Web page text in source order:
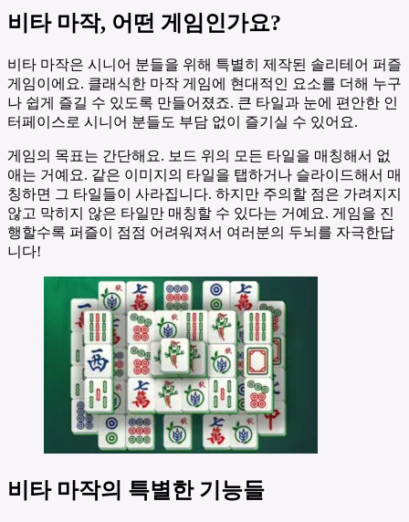
비타 마작, 어떤 게임인가요?
비타 마작은 시니어 분들을 위해 특별히 제작된 솔리테어 퍼즐
게임이에요. 클래식한 마작 게임에 현대적인 요소를 더해 누구
나 쉽게 즐길 수 있도록 만들어졌죠. 큰 타일과 눈에 편안한 인
터페이스로 시니어 분들도 부담 없이 즐기실 수 있어요.
게임의 목표는 간단해요. 보드 위의 모든 타일을 매칭해서 없
애는 거예요. 같은 이미지의 타일을 탭하거나 슬라이드해서 매
칭하면 그 타일들이 사라집니다. 하지만 주의할 점은 가려지지
않고 막히지 않은 타일만 매칭할 수 있다는 거예요. 게임을 진
행할수록 퍼즐이 점점 어려워져서 여러분의 두뇌를 자극한답
니다!
비타 마작의 특별한 기능들